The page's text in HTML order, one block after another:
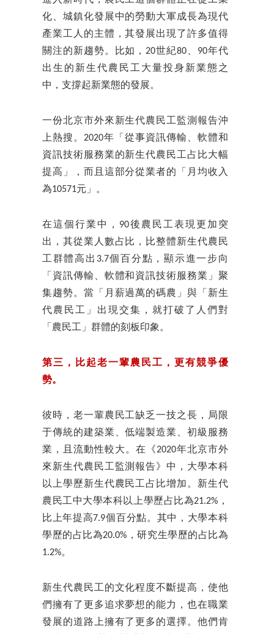
化、城鎮化發展中的勞動大軍成長為現代
產業工人的主體，其發展出現了許多值得
關注的新趨勢。比如，20世紀80、90年代
出生的新生代農民工大量投身新業態之
中，支撐起新業態的發展。
一份北京市外來新生代農民工監測報告沖
上熱搜。2020年「從事資訊傳輸、軟體和
資訊技術服務業的新生代農民工占比大幅
提高」，而且這部分從業者的「月均收入
為10571元」。
在這個行業中，90後農民工表現更加突
出，其從業人數占比，比整體新生代農民
工群體高出3.7個百分點，顯示進一步向
「資訊傳輸、軟體和資訊技術服務業」聚
集趨勢。當「月薪過萬的碼農」與「新生
代農民工」出現交集，就打破了人們對
「農民工」群體的刻板印象。
第三，比起老一輩農民工，更有競爭優
勢。
彼時，老一輩農民工缺乏一技之長，局限
于傳統的建築業、低端製造業、初級服務
業，且流動性較大。在《2020年北京市外
來新生代農民工監測報告》中，大學本科
以上學歷新生代農民工占比增加。新生代
農民工中大學本科以上學歷占比為21.2%，
比上年提高7.9個百分點。其中，大學本科
學歷的占比為20.0%，研究生學歷的占比為
1.2%。
新生代農民工的文化程度不斷提高，使他
們擁有了更多追求夢想的能力，也在職業
發展的道路上擁有了更多的選擇。他們肯